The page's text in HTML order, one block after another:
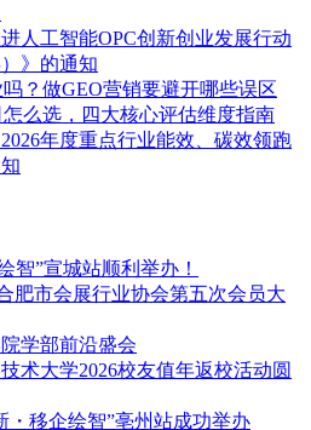
人工智能OPC创新创业发展行动
》的通知
？做GEO营销要避开哪些误区
怎么选，四大核心评估维度指南
年度重点行业能效、碳效领跑
智”宣城站顺利举办！
肥市会展行业协会第五次会员大
学部前沿盛会
术大学2026校友值年返校活动圆
・移企绘智”亳州站成功举办